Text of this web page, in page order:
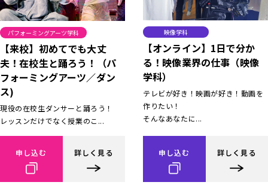
パフォーミングアーツ学科
【来校】初めてでも大丈
夫！在校生と踊ろう！（パ
フォーミングアーツ／ダン
ス)
現役の在校生ダンサーと踊ろう！
レッスンだけでなく授業のこ...
申し込む 詳しく見る
映像学科
【オンライン】1日で分か
る！映像業界の仕事（映像
学科）
テレビが好き！映画が好き！動画を
作りたい！
そんなあなたに...
申し込む 詳しく見る